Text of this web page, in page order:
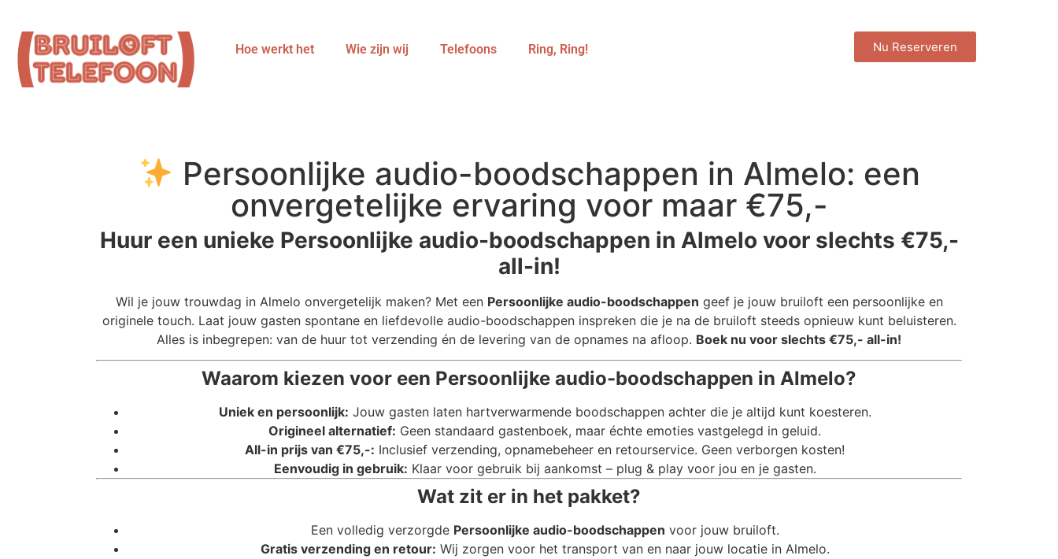
Hoe werkt het Wie zijn wij Telefoons Ring, Ring! Nu Reserveren
Persoonlijke audio-boodschappen in Almelo: een
onvergetelijke ervaring voor maar €75,-
Huur een unieke Persoonlijke audio-boodschappen in Almelo voor slechts €75,-
all-in!
Wil je jouw trouwdag in Almelo onvergetelijk maken? Met een Persoonlijke audio-boodschappen geef je jouw bruiloft een persoonlijke en
originele touch. Laat jouw gasten spontane en liefdevolle audio-boodschappen inspreken die je na de bruiloft steeds opnieuw kunt beluisteren.
Alles is inbegrepen: van de huur tot verzending én de levering van de opnames na afloop. Boek nu voor slechts €75,- all-in!
Waarom kiezen voor een Persoonlijke audio-boodschappen in Almelo?
Uniek en persoonlijk: Jouw gasten laten hartverwarmende boodschappen achter die je altijd kunt koesteren.
Origineel alternatief: Geen standaard gastenboek, maar échte emoties vastgelegd in geluid.
All-in prijs van €75,-: Inclusief verzending, opnamebeheer en retourservice. Geen verborgen kosten!
Eenvoudig in gebruik: Klaar voor gebruik bij aankomst – plug & play voor jou en je gasten.
Wat zit er in het pakket?
Een volledig verzorgde Persoonlijke audio-boodschappen voor jouw bruiloft.
Gratis verzending en retour: Wij zorgen voor het transport van en naar jouw locatie in Almelo.